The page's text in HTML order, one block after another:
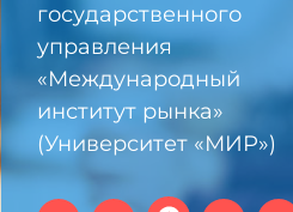
государственного
управления
«Международный
институт рынка»
(Университет «МИР»)